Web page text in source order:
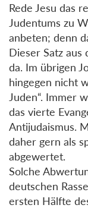
Rede Jesu das
Judentums zu
anbeten; denn
Dieser Satz aus
da. Im übrigen
hingegen nicht
Juden“. Immer
das vierte
Antijudaismus.
daher gern als
abgewertet.
Solche
deutschen
ersten Hälfte